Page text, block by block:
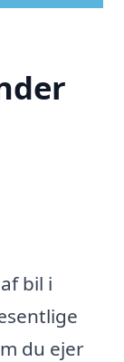
bil i
du ejer